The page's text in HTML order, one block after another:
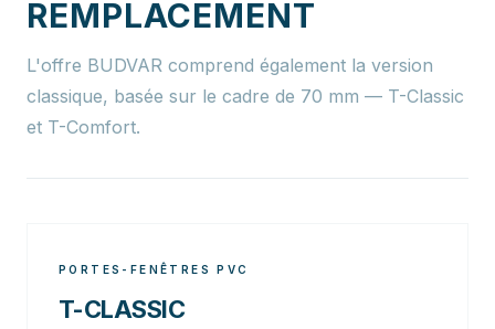
REMPLACEMENT
L'offre BUDVAR comprend également la version
classique, basée sur le cadre de 70 mm — T-Classic
et T-Comfort.
PORTES-FENÊTRES PVC
T-CLASSIC